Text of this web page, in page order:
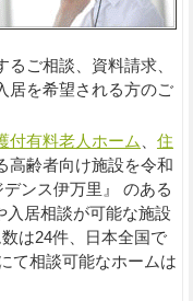
ご相談、資料請求、
居を希望される方のご
付有料老人ホーム
住
高齢者向け施設を令和
ンス伊万里』 のある
入居相談が可能な施設
は24件、日本全国で
て相談可能なホームは